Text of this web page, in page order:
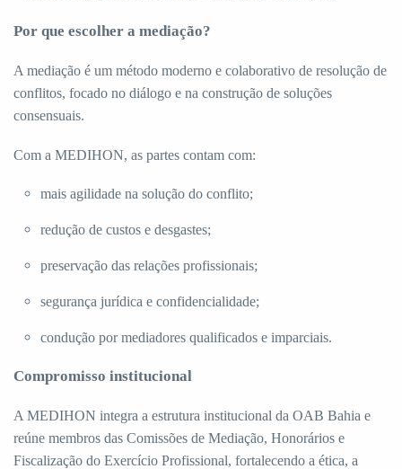
Por que escolher a mediação?
A mediação é um método moderno e colaborativo de resolução de
conflitos, focado no diálogo e na construção de soluções
consensuais.
Com a MEDIHON, as partes contam com:
mais agilidade na solução do conflito;
redução de custos e desgastes;
preservação das relações profissionais;
segurança jurídica e confidencialidade;
condução por mediadores qualificados e imparciais.
Compromisso institucional
A MEDIHON integra a estrutura institucional da OAB Bahia e
reúne membros das Comissões de Mediação, Honorários e
Fiscalização do Exercício Profissional, fortalecendo a ética, a